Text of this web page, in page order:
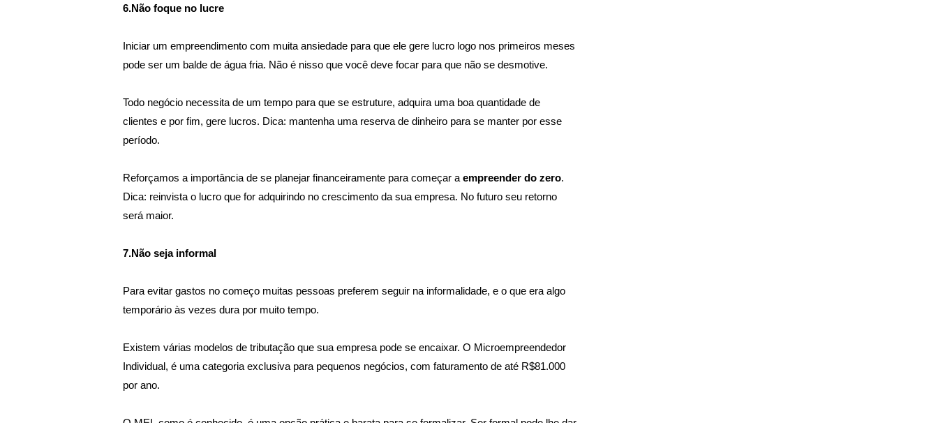
6.Não foque no lucre
Iniciar um empreendimento com muita ansiedade para que ele gere lucro logo nos primeiros meses
pode ser um balde de água fria. Não é nisso que você deve focar para que não se desmotive.
Todo negócio necessita de um tempo para que se estruture, adquira uma boa quantidade de
clientes e por fim, gere lucros. Dica: mantenha uma reserva de dinheiro para se manter por esse
período.
Reforçamos a importância de se planejar financeiramente para começar a empreender do zero.
Dica: reinvista o lucro que for adquirindo no crescimento da sua empresa. No futuro seu retorno
será maior.
7.Não seja informal
Para evitar gastos no começo muitas pessoas preferem seguir na informalidade, e o que era algo
temporário às vezes dura por muito tempo.
Existem várias modelos de tributação que sua empresa pode se encaixar. O Microempreendedor
Individual, é uma categoria exclusiva para pequenos negócios, com faturamento de até R$81.000
por ano.